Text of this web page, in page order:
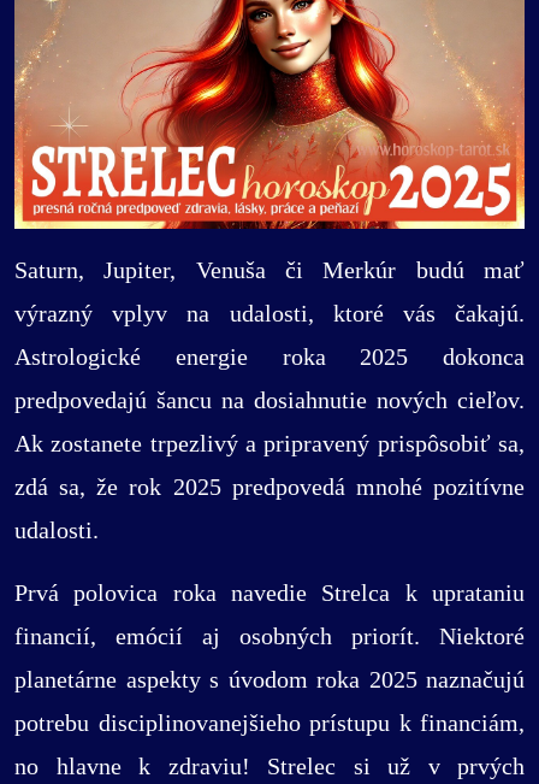
Saturn, Jupiter, Venuša či Merkúr budú mať
výrazný vplyv na udalosti, ktoré vás čakajú.
Astrologické energie roka 2025 dokonca
predpovedajú šancu na dosiahnutie nových cieľov.
Ak zostanete trpezlivý a pripravený prispôsobiť sa,
zdá sa, že rok 2025 predpovedá mnohé pozitívne
udalosti.
Prvá polovica roka navedie Strelca k uprataniu
financií, emócií aj osobných priorít. Niektoré
planetárne aspekty s úvodom roka 2025 naznačujú
potrebu disciplinovanejšieho prístupu k financiám,
no hlavne k zdraviu! Strelec si už v prvých